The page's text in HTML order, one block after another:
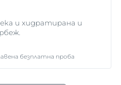
и хидратирана и
безплатна проба